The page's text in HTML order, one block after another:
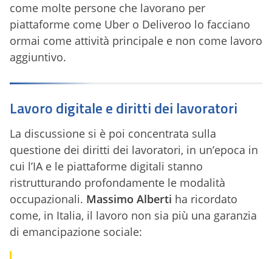
come molte persone che lavorano per
piattaforme come Uber o Deliveroo lo facciano
ormai come attività principale e non come lavoro
aggiuntivo.
Lavoro digitale e diritti dei lavoratori
La discussione si è poi concentrata sulla
questione dei diritti dei lavoratori, in un’epoca in
cui l’IA e le piattaforme digitali stanno
ristrutturando profondamente le modalità
occupazionali. Massimo Alberti ha ricordato
come, in Italia, il lavoro non sia più una garanzia
di emancipazione sociale: